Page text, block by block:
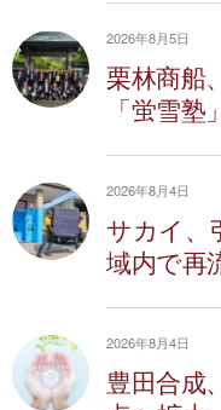
2026年8月5日
栗林商船
「蛍雪塾
2026年8月4日
サカイ、
域内で再
2026年8月4日
豊田合成